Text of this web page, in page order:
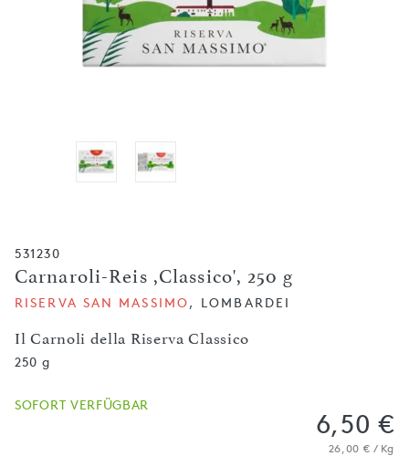
531230
Carnaroli-Reis ,Classico', 250 g
Il Carnoli della Riserva Classico
RISERVA SAN MASSIMO, LOMBARDEI
250 g
SOFORT VERFÜGBAR
6,50 €
26,00 € / Kg